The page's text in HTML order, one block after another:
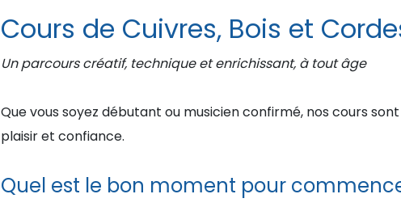
Cours de Cuivres, Bois et
Un parcours créatif, technique et enrichissant, à tout âge
Que vous soyez débutant ou musicien confirmé, nos cours
plaisir et confiance.
Quel est le bon moment pour